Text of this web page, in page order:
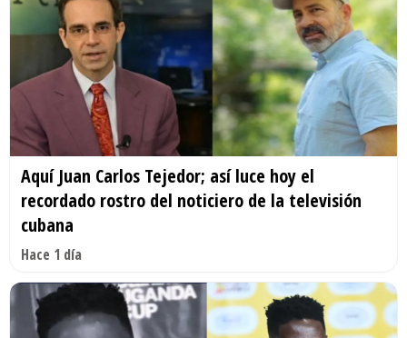
Aquí Juan Carlos Tejedor; así luce hoy el
recordado rostro del noticiero de la televisión
cubana
Hace 1 día